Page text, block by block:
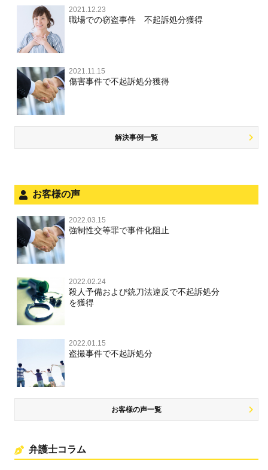
自転車事故
銃刀法違反
風営法・風適法違反
文書偽造・偽造文書行使
不正競争防止法
住居侵入等
名誉棄損・侮辱
刑事事件で被疑者を不起訴処分にするには
事件を秘密にするためにとるべき行動とは
自首・出頭の不安や悩みを解消するためには
逮捕・監禁
略取・誘拐・人身売買
器物損壊
業務妨害
公務執行妨害
監護者わいせつ
不同意性交等・監護者性交等
淫行・援助交際
公然わいせつ罪，わいせつ物頒布罪，淫行勧誘罪
児童ポルノ，リベンジポルノ
風営法・風適法違反
詐欺罪
恐喝罪
横領・背任
盗品売買・譲り受け等
知的財産と刑事事件
覚せい剤
大麻
麻薬及び向精神薬
危険ドラッグ
交通違反・交通事故 TOP
人身事故・死亡事故
ひき逃げ・当て逃げ
無免許運転
飲酒運転
その他
その他 TOP
商標法違反
放火・失火
犯罪収益移転防止法違反
ストーカー事件
銃刀法違反
児童虐待・保護責任者遺棄
文書偽造・偽造文書行使
不正競争防止法
住居侵入等
名誉毀損・侮辱
国選弁護士と私選弁護士の違い
裁判員裁判
司法取引・刑事免責
取調べの注意点
少年事件の手続と特色
法人と刑事事件（脱税関係，従業員逮捕，予防法務等）
2021.12.23
職場での窃盗事件 不起訴処分獲得
2021.11.15
傷害事件で不起訴処分獲得
解決事例一覧
お客様の声
2022.03.15
強制性交等罪で事件化阻止
2022.02.24
殺人予備および銃刀法違反で不起訴処分
を獲得
2022.01.15
盗撮事件で不起訴処分
お客様の声一覧
弁護士コラム